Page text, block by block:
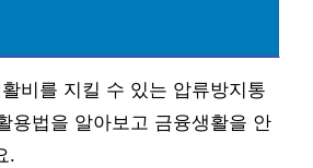
비를 지킬 수 있는 압류방지통
용법을 알아보고 금융생활을 안
.